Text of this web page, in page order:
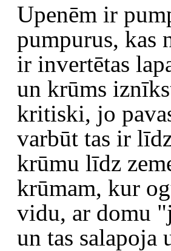
Upenēm ir
pumpurus, kas
ir invertētas
un krūms
kritiski, jo
varbūt tas ir
krūmu līdz
krūmam, kur
vidu, ar domu
un tas salapoja